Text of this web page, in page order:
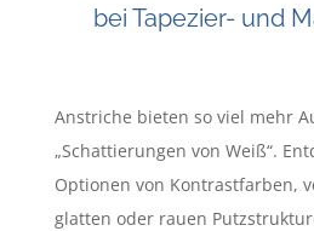
bei Tapezier- und
Anstriche bieten so viel mehr
„Schattierungen von Weiß“.
Optionen von Kontrastfarben,
glatten oder rauen